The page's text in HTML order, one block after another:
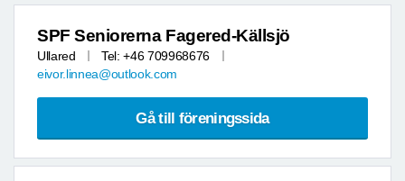
SPF Seniorerna Fagered-Källsjö
Ullared
Tel: +46 709968676
eivor.linnea@outlook.com
Gå till föreningssida